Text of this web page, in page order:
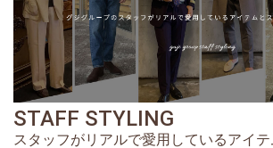
STAFF STYLING
スタッフがリアルで愛用しているアイ